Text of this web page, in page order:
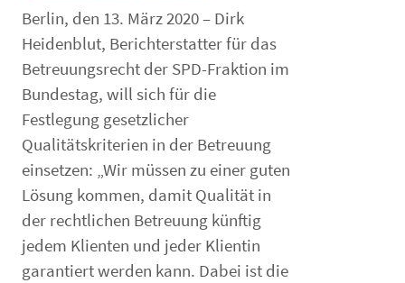
Berlin, den 13. März 2020 – Dirk
Heidenblut, Berichterstatter für das
Betreuungsrecht der SPD-Fraktion im
Bundestag, will sich für die
Festlegung gesetzlicher
Qualitätskriterien in der Betreuung
einsetzen: „Wir müssen zu einer guten
Lösung kommen, damit Qualität in
der rechtlichen Betreuung künftig
jedem Klienten und jeder Klientin
garantiert werden kann. Dabei ist die